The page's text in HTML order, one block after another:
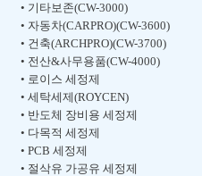
• 기타보존(CW-3000)
• 자동차(CARPRO)(CW-3600)
• 건축(ARCHPRO)(CW-3700)
• 전산&사무용품(CW-4000)
• 로이스 세정제
• 세탁세제(ROYCEN)
• 반도체 장비용 세정제
• 다목적 세정제
• PCB 세정제
• 절삭유 가공유 세정제